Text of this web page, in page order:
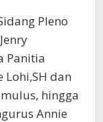
Pleno
Panitia
dan
hingga
Annie